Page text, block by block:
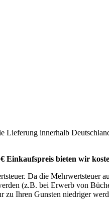
Lieferung innerhalb
Einkaufspreis bieten wir
Da die
(z.B. bei Erwerb von
zu Ihren Gunsten niedriger